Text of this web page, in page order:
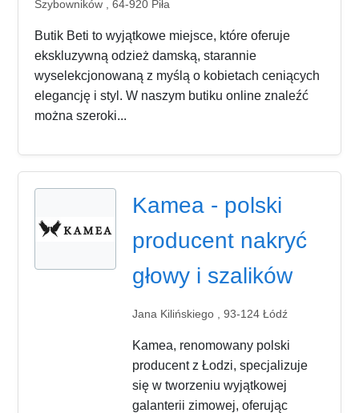
Szybowników , 64-920 Piła
Butik Beti to wyjątkowe miejsce, które oferuje
ekskluzywną odzież damską, starannie
wyselekcjonowaną z myślą o kobietach ceniących
elegancję i styl. W naszym butiku online znaleźć
można szeroki...
Kamea - polski
producent nakryć
głowy i szalików
Jana Kilińskiego , 93-124 Łódź
Kamea, renomowany polski
producent z Łodzi, specjalizuje
się w tworzeniu wyjątkowej
galanterii zimowej, oferując